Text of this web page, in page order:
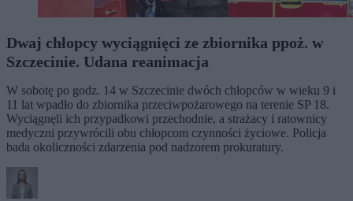
Dwaj chłopcy wyciągnięci ze zbiornika ppoż. w
Szczecinie. Udana reanimacja
W sobotę po godz. 14 w Szczecinie dwóch chłopców w wieku 9 i
11 lat wpadło do zbiornika przeciwpożarowego na terenie SP 18.
Wyciągnęli ich przypadkowi przechodnie, a strażacy i ratownicy
medyczni przywrócili obu chłopcom czynności życiowe. Policja
bada okoliczności zdarzenia pod nadzorem prokuratury.